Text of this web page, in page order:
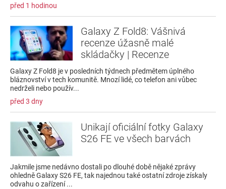
před 1 hodinou
Galaxy Z Fold8: Vášnivá
recenze úžasně malé
skládačky | Recenze
Galaxy Z Fold8 je v posledních týdnech předmětem úplného
bláznovství v tech komunitě. Mnozí lidé, co telefon ani vůbec
nedrželi nebo použív...
před 3 dny
Unikají oficiální fotky Galaxy
S26 FE ve všech barvách
Jakmile jsme nedávno dostali po dlouhé době nějaké zprávy
ohledně Galaxy S26 FE, tak najednou také ostatní zdroje získaly
odvahu o zařízení ...